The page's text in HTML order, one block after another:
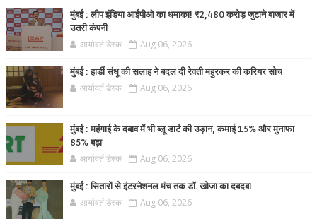
मुंबई : लीप इंडिया आईपीओ का धमाका! ₹2,480 करोड़ जुटाने बाजार में
उतरी कंपनी
आर्यावर्त डेस्क Aug 06, 2026
मुंबई : हार्डी संधू की सलाह ने बदल दी रेवती महुरकर की करियर सोच
आर्यावर्त डेस्क Aug 06, 2026
मुंबई : महंगाई के दबाव में भी ब्लू डार्ट की उड़ान, कमाई 15% और मुनाफा
85% बढ़ा
आर्यावर्त डेस्क Aug 06, 2026
मुंबई : सितारों से इंटरनेशनल मंच तक डॉ. खोजा का दबदबा
आर्यावर्त डेस्क Aug 06, 2026